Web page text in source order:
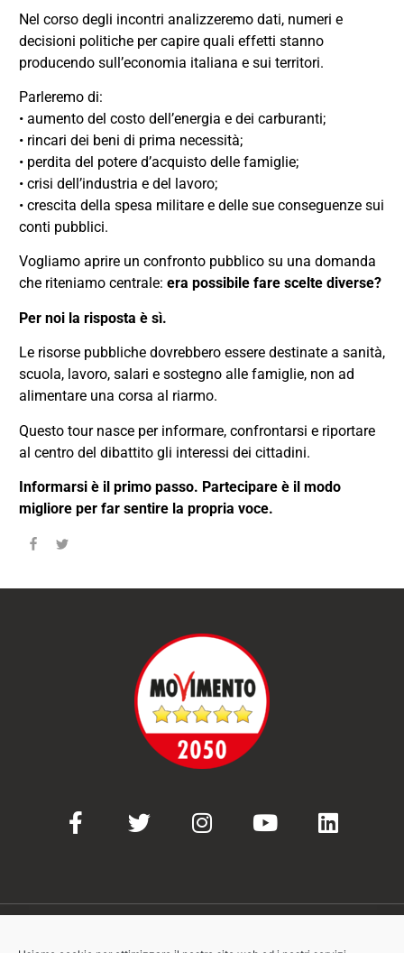
Nel corso degli incontri analizzeremo dati, numeri e
decisioni politiche per capire quali effetti stanno
producendo sull’economia italiana e sui territori.
Parleremo di:
• aumento del costo dell’energia e dei carburanti;
• rincari dei beni di prima necessità;
• perdita del potere d’acquisto delle famiglie;
• crisi dell’industria e del lavoro;
• crescita della spesa militare e delle sue conseguenze sui
conti pubblici.
Vogliamo aprire un confronto pubblico su una domanda
che riteniamo centrale: era possibile fare scelte diverse?
Per noi la risposta è sì.
Le risorse pubbliche dovrebbero essere destinate a sanità,
scuola, lavoro, salari e sostegno alle famiglie, non ad
alimentare una corsa al riarmo.
Questo tour nasce per informare, confrontarsi e riportare
al centro del dibattito gli interessi dei cittadini.
Informarsi è il primo passo. Partecipare è il modo
migliore per far sentire la propria voce.